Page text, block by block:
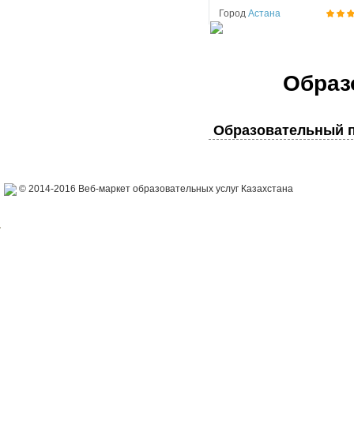
Город Астана
Образовательный
© 2014-2016 Веб-маркет образовательных услуг Казахстана